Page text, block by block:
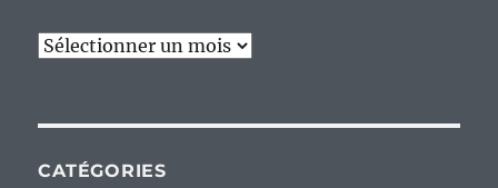
Archives
CATÉGORIES